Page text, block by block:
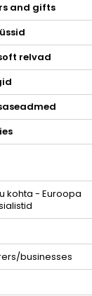
and gifts
relvad
kohta - Euroopa
businesses